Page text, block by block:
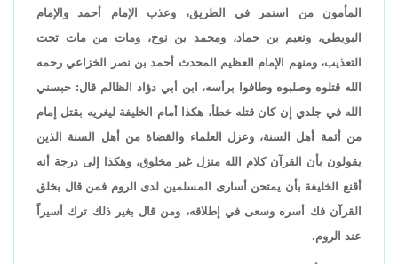
المأمون من استمر في الطريق، وعذب الإمام أحمد والإمام
البويطي، ونعيم بن حماد، ومحمد بن نوح، ومات من مات تحت
التعذيب، ومنهم الإمام العظيم المحدث أحمد بن نصر الخزاعي رحمه
الله قتلوه وصلبوه وطافوا برأسه، ابن أبي دؤاد الظالم قال: حبسني
الله في جلدي إن كان قتله خطأ، هكذا أمام الخليفة ليغريه بقتل إمام
من أئمة أهل السنة، وعزل العلماء والقضاة من أهل السنة الذين
يقولون بأن القرآن كلام الله منزل غير مخلوق، وهكذا إلى درجة أنه
أقنع الخليفة بأن يمتحن أسارى المسلمين لدى الروم فمن قال بخلق
القرآن فك أسره وسعى في إطلاقه، ومن قال بغير ذلك ترك أسيراً
عند الروم.